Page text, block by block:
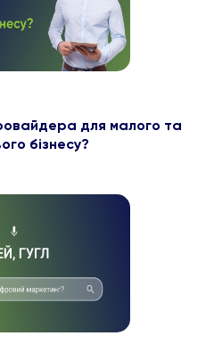
для малого та
бізнесу?